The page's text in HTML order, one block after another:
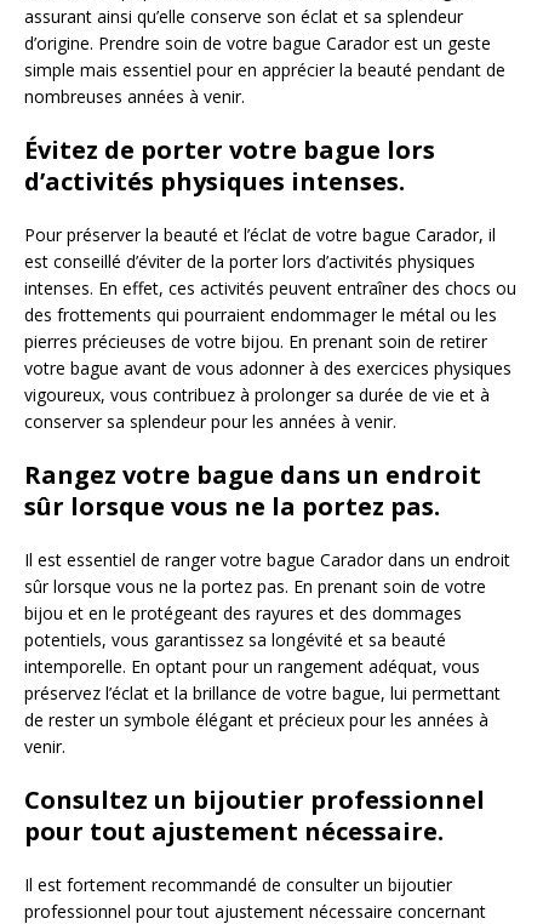
assurant ainsi qu’elle conserve son éclat et sa splendeur
d’origine. Prendre soin de votre bague Carador est un geste
simple mais essentiel pour en apprécier la beauté pendant de
nombreuses années à venir.
Évitez de porter votre bague lors
d’activités physiques intenses.
Pour préserver la beauté et l’éclat de votre bague Carador, il
est conseillé d’éviter de la porter lors d’activités physiques
intenses. En effet, ces activités peuvent entraîner des chocs ou
des frottements qui pourraient endommager le métal ou les
pierres précieuses de votre bijou. En prenant soin de retirer
votre bague avant de vous adonner à des exercices physiques
vigoureux, vous contribuez à prolonger sa durée de vie et à
conserver sa splendeur pour les années à venir.
Rangez votre bague dans un endroit
sûr lorsque vous ne la portez pas.
Il est essentiel de ranger votre bague Carador dans un endroit
sûr lorsque vous ne la portez pas. En prenant soin de votre
bijou et en le protégeant des rayures et des dommages
potentiels, vous garantissez sa longévité et sa beauté
intemporelle. En optant pour un rangement adéquat, vous
préservez l’éclat et la brillance de votre bague, lui permettant
de rester un symbole élégant et précieux pour les années à
venir.
Consultez un bijoutier professionnel
pour tout ajustement nécessaire.
Il est fortement recommandé de consulter un bijoutier
professionnel pour tout ajustement nécessaire concernant